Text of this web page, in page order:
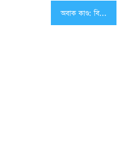
অবাক কাণ্ড: বিয়ের আসর থেকে পালিয়ে ভোট দিলেন তরুণী